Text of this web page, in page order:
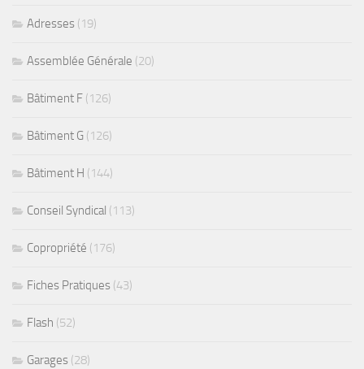
Adresses (19)
Assemblée Générale (20)
Bâtiment F (126)
Bâtiment G (126)
Bâtiment H (144)
Conseil Syndical (113)
Copropriété (176)
Fiches Pratiques (43)
Flash (52)
Garages (28)